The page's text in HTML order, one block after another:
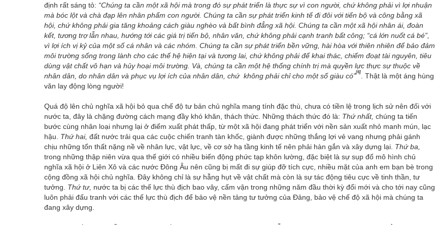
định rất sáng tỏ: “Chúng ta cần một xã hội mà trong đó sự phát triển là thực sự vì con người, chứ không phải vì lợi nhuận
mà bóc lột và chà đạp lên nhân phẩm con người. Chúng ta cần sự phát triển kinh tế đi đôi với tiến bộ và công bằng xã
hội, chứ không phải gia tăng khoảng cách giàu nghèo và bất bình đẳng xã hội. Chúng ta cần một xã hội nhân ái, đoàn
kết, tương trợ lẫn nhau, hướng tới các giá trị tiến bộ, nhân văn, chứ không phải cạnh tranh bất công; “cá lớn nuốt cá bé”,
vì lợi ích vị kỷ của một số cá nhân và các nhóm. Chúng ta cần sự phát triển bền vững, hài hòa với thiên nhiên để bảo đảm
môi trường sống trong lành cho các thế hệ hiện tại và tương lai, chứ không phải để khai thác, chiếm đoạt tài nguyên, tiêu
dùng vật chất vô hạn và hủy hoại môi trường. Và, chúng ta cần một hệ thống chính trị mà quyền lực thực sự thuộc về
nhân dân, do nhân dân và phục vụ lợi ích của nhân dân, chứ không phải chỉ cho một số giàu có”[6]
. Thật là một áng hùng
văn lay động lòng người!
Quá độ lên chủ nghĩa xã hội bỏ qua chế độ tư bản chủ nghĩa mang tính đặc thù, chưa có tiền lệ trong lịch sử nên đối với
nước ta, đây là chặng đường cách mạng đầy khó khăn, thách thức. Những thách thức đó là: Thứ nhất, chúng ta tiến
bước cùng nhân loại nhưng lại ở điểm xuất phát thấp, từ một xã hội đang phát triển với nền sản xuất nhỏ manh mún, lạc
hậu. Thứ hai, đất nước trải qua các cuộc chiến tranh tàn khốc, giành được những thắng lợi vẻ vang nhưng phải gánh
chịu những tổn thất nặng nề về nhân lực, vật lực, về cơ sở hạ tầng kinh tế nên phải hàn gắn và xây dựng lại. Thứ ba,
trong những thập niên vừa qua thế giới có nhiều biến động phức tạp khôn lường, đặc biệt là sự sụp đổ mô hình chủ
nghĩa xã hội ở Liên Xô và các nước Đông Âu nên cũng bị mất đi sự giúp đỡ tích cực, nhiều mặt của anh em bạn bè trong
cộng đồng xã hội chủ nghĩa. Đây không chỉ là sự hẫng hụt về vật chất mà còn là sự tác động tiêu cực về tinh thần, tư
tưởng. Thứ tư, nước ta bị các thế lực thù địch bao vây, cấm vận trong những năm đầu thời kỳ đổi mới và cho tới nay cũng
luôn phải đấu tranh với các thế lực thù địch để bảo vệ nền tảng tư tưởng của Đảng, bảo vệ chế độ xã hội mà chúng ta
đang xây dựng.